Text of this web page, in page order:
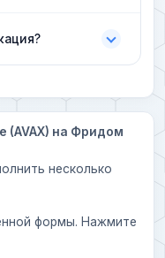
(AVAX) на Фридом
несколько
формы. Нажмите